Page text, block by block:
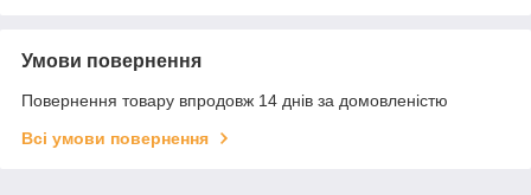
Умови повернення
Повернення товару впродовж 14 днів за домовленістю
Всі умови повернення